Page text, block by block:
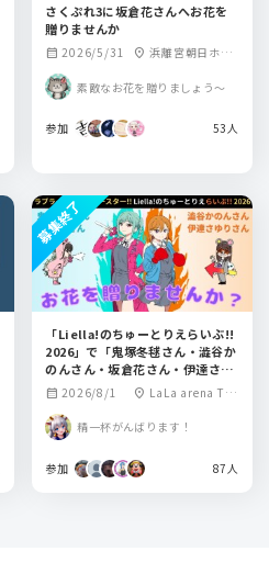
さくぷれ3に坂倉花さんへお花を
贈りませんか
calendar_month 2026/5/31 location_on 浜離宮朝日ホー
素敵なお花を贈りましょう〜
参加 53人
「Liella!のちゅーとりえらいぶ!!
2026」で「鬼塚冬毬さん・澁谷か
のんさん・坂倉花さん・伊達さゆ
りさん」にお花を贈りませんか？
calendar_month 2026/8/1 location_on LaLa arena TO
精一杯がんばります！
参加 87人
募集終了